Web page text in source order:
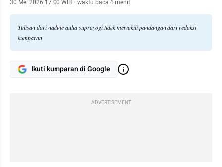
30 Mei 2026 17:00 WIB · waktu baca 4 menit
Tulisan dari nadine aulia suprayogi tidak mewakili pandangan dari redaksi
kumparan
Ikuti kumparan di Google
ADVERTISEMENT